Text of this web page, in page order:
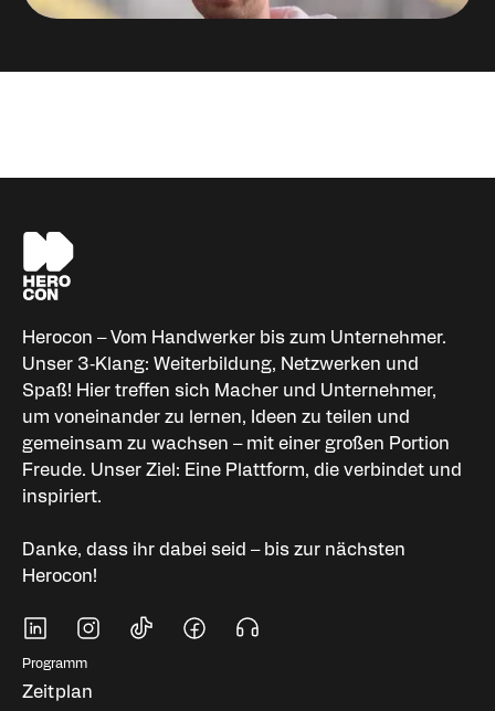
Niklas Palm
Herocon – Vom Handwerker bis zum Unternehmer.
Unser 3‑Klang: Weiterbildung, Netzwerken und
Spaß! Hier treffen sich Macher und Unternehmer,
um voneinander zu lernen, Ideen zu teilen und
gemeinsam zu wachsen – mit einer großen Portion
Freude. Unser Ziel: Eine Plattform, die verbindet und
inspiriert.
Danke, dass ihr dabei seid – bis zur nächsten
Herocon!
Soziale Medien
Fußbereich
Programm
Zeitplan